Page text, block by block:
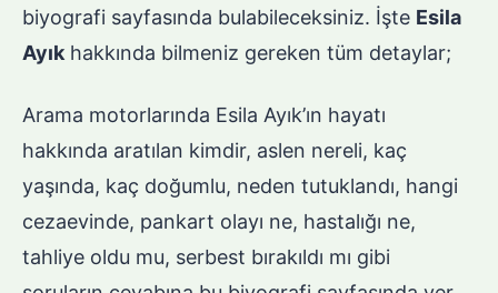
biyografi sayfasında bulabileceksiniz. İşte Esila
Ayıkhakkında bilmeniz gereken tüm detaylar;
Arama motorlarında Esila Ayık’ın hayatı
hakkında aratılan kimdir, aslen nereli, kaç
yaşında, kaç doğumlu, neden tutuklandı, hangi
cezaevinde, pankart olayı ne, hastalığı ne,
tahliye oldu mu, serbest bırakıldı mı gibi